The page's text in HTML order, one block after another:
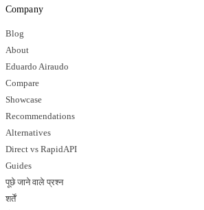
Company
Blog
About
Eduardo Airaudo
Compare
Showcase
Recommendations
Alternatives
Direct vs RapidAPI
Guides
पूछे जाने वाले प्रश्न
शर्तें